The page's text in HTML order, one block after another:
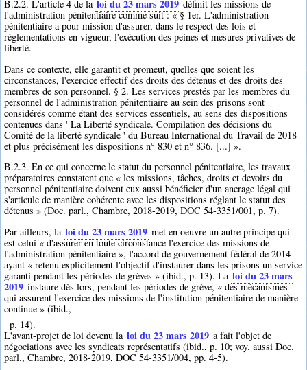
B.2.2. L'article 4 de la loi du 23 mars 2019 définit les missions de
l'administration pénitentiaire comme suit : « § 1er. L'administration
pénitentiaire a pour mission d'assurer, dans le respect des lois et
réglementations en vigueur, l'exécution des peines et mesures privatives de
liberté.
Dans ce contexte, elle garantit et promeut, quelles que soient les
circonstances, l'exercice effectif des droits des détenus et des droits des
membres de son personnel. § 2. Les services prestés par les membres du
personnel de l'administration pénitentiaire au sein des prisons sont
considérés comme étant des services essentiels, au sens des dispositions
contenues dans ' La Liberté syndicale. Compilation des décisions du
Comité de la liberté syndicale ' du Bureau International du Travail de 2018
et plus précisément les dispositions n° 830 et n° 836. [...] ».
B.2.3. En ce qui concerne le statut du personnel pénitentiaire, les travaux
préparatoires constatent que « les missions, tâches, droits et devoirs du
personnel pénitentiaire doivent eux aussi bénéficier d'un ancrage légal qui
s'articule de manière cohérente avec les dispositions réglant le statut des
détenus » (Doc. parl., Chambre, 2018-2019, DOC 54-3351/001, p. 7).
Par ailleurs, la loi du 23 mars 2019 met en oeuvre un autre principe qui
est celui « d'assurer en toute circonstance l'exercice des missions de
l'administration pénitentiaire », l'accord de gouvernement fédéral de 2014
ayant « retenu explicitement l'objectif d'instaurer dans les prisons un service
garanti pendant les périodes de grèves » (ibid., p. 13). La loi du 23 mars
2019 instaure dès lors, pendant les périodes de grève, « des mécanismes
qui assurent l'exercice des missions de l'institution pénitentiaire de manière
continue » (ibid.,
p. 14).
L'avant-projet de loi devenu la loi du 23 mars 2019 a fait l'objet de
négociations avec les syndicats représentatifs (ibid., p. 10; voy. aussi Doc.
parl., Chambre, 2018-2019, DOC 54-3351/004, pp. 4-5).